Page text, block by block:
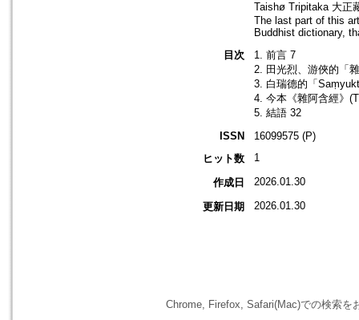
Taishø Tripitaka 大正
The last part of this
Buddhist dictionary,
目次
1. 前言 7
2. 田光烈、游俠的「
3. 白瑞德的「
4. 今本《雜阿含經》
5. 結語 32
ISSN
16099575 (P)
ヒット数
1
作成日 2026.01.30
更新日期 2026.01.30
Chrome, Firefox, Safari(Mac)での検索を